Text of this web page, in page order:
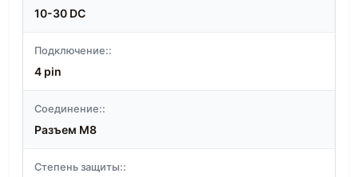
10-30 DC
Подключение::
4 pin
Соединение::
Разъем M8
Степень защиты::